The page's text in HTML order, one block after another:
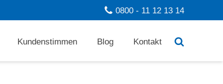
0800 - 11 12 13 14
Kundenstimmen Blog Kontakt